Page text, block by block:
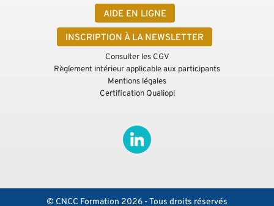
AIDE EN LIGNE
INSCRIPTION À LA NEWSLETTER
Consulter les CGV
Règlement intérieur applicable aux participants
Mentions légales
Certification Qualiopi
© CNCC Formation 2026 - Tous droits réservés